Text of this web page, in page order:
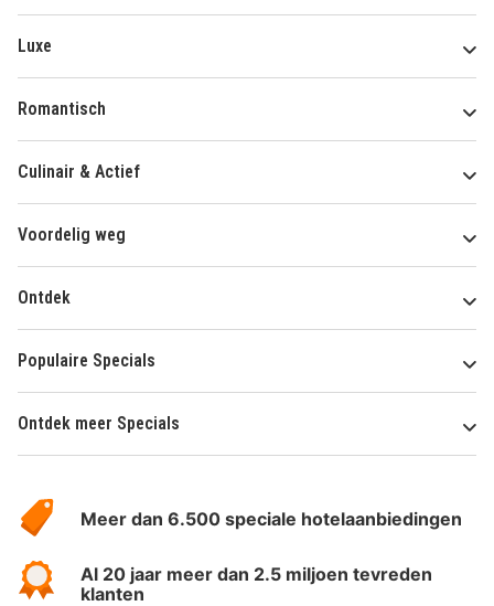
Luxe
Romantisch
Culinair & Actief
Voordelig weg
Ontdek
Populaire Specials
Ontdek meer Specials
HotelSpecials
Meer dan 6.500 speciale hotelaanbiedingen
Al 20 jaar meer dan 2.5 miljoen tevreden
klanten